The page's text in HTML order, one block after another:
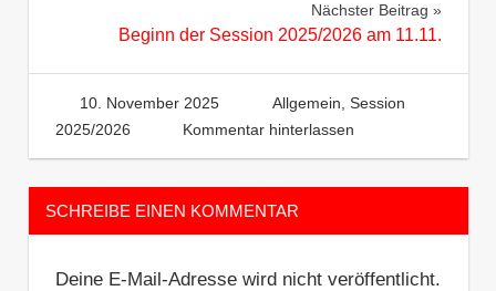
Nächster Beitrag
Beginn der Session 2025/2026 am 11.11.
10. November 2025 Heinzelm
Allgemein Session
2025/2026
Kommentar hinterlassen
SCHREIBE EINEN KOMMENTAR
Deine E-Mail-Adresse wird nicht veröffentlicht.